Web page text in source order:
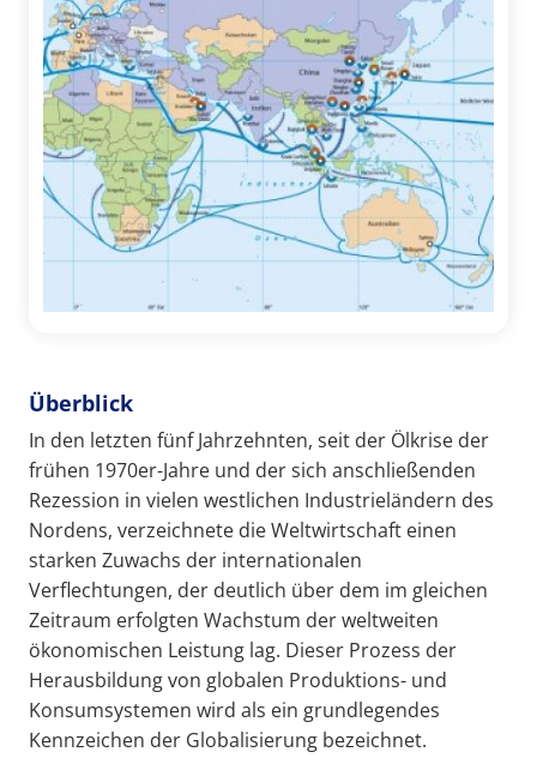
Überblick
In den letzten fünf Jahrzehnten, seit der Ölkrise der
frühen 1970er-Jahre und der sich anschließenden
Rezession in vielen westlichen Industrieländern des
Nordens, verzeichnete die Weltwirtschaft einen
starken Zuwachs der internationalen
Verflechtungen, der deutlich über dem im gleichen
Zeitraum erfolgten Wachstum der weltweiten
ökonomischen Leistung lag. Dieser Prozess der
Herausbildung von globalen Produktions- und
Konsumsystemen wird als ein grundlegendes
Kennzeichen der Globalisierung bezeichnet.